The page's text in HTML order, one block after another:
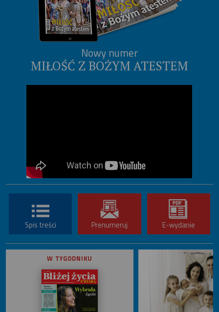
Nowy numer
MIŁOŚĆ Z BOŻYM ATESTEM
Spis treści Prenumeruj E-wydanie
W TYGODNIKU